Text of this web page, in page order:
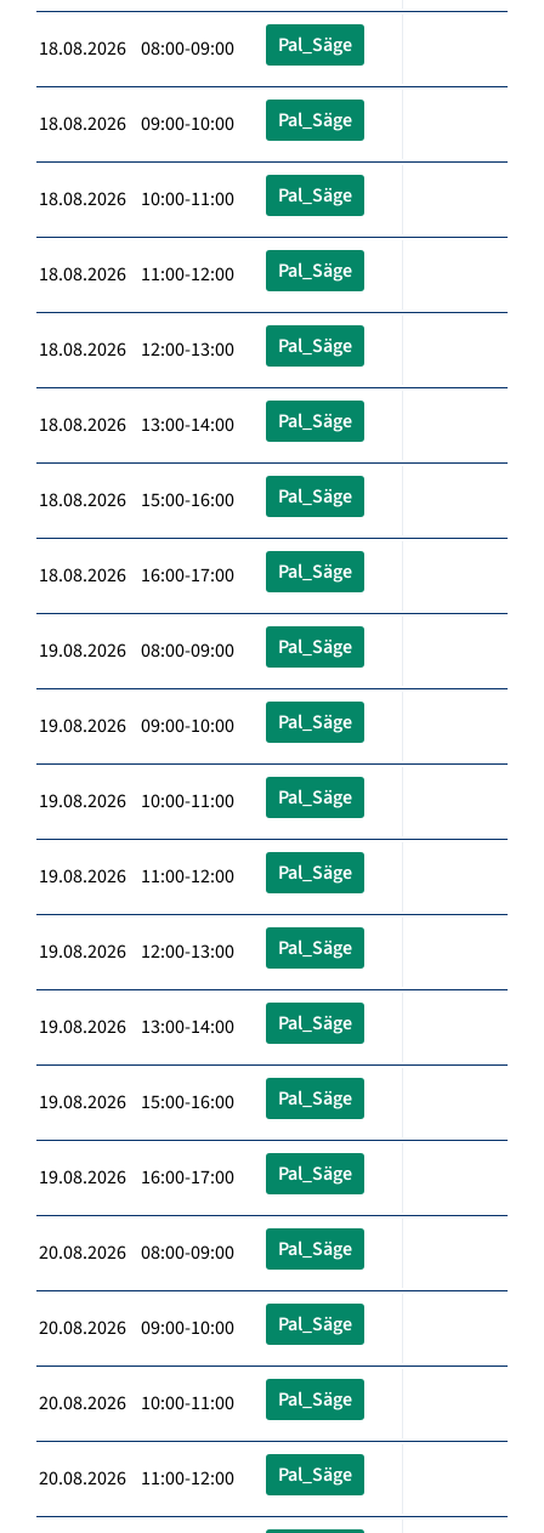
18.08.2026 08:00-09:00 Pal_Säge
18.08.2026 09:00-10:00 Pal_Säge
18.08.2026 10:00-11:00 Pal_Säge
18.08.2026 11:00-12:00 Pal_Säge
18.08.2026 12:00-13:00 Pal_Säge
18.08.2026 13:00-14:00 Pal_Säge
18.08.2026 15:00-16:00 Pal_Säge
18.08.2026 16:00-17:00 Pal_Säge
19.08.2026 08:00-09:00 Pal_Säge
19.08.2026 09:00-10:00 Pal_Säge
19.08.2026 10:00-11:00 Pal_Säge
19.08.2026 11:00-12:00 Pal_Säge
19.08.2026 12:00-13:00 Pal_Säge
19.08.2026 13:00-14:00 Pal_Säge
19.08.2026 15:00-16:00 Pal_Säge
19.08.2026 16:00-17:00 Pal_Säge
20.08.2026 08:00-09:00 Pal_Säge
20.08.2026 09:00-10:00 Pal_Säge
20.08.2026 10:00-11:00 Pal_Säge
20.08.2026 11:00-12:00 Pal_Säge